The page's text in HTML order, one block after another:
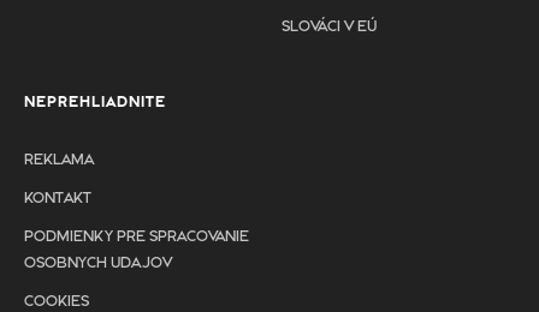
SLOVÁCI V EÚ
NEPREHLIADNITE
REKLAMA
KONTAKT
PODMIENKY PRE SPRACOVANIE
OSOBNYCH UDAJOV
COOKIES